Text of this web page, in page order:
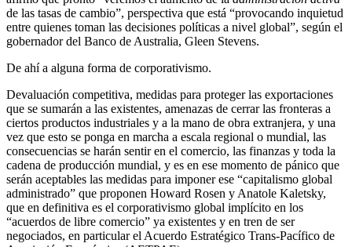
de las tasas de cambio”, perspectiva que está “provocando inquietud
entre quienes toman las decisiones políticas a nivel global”, según el
gobernador del Banco de Australia, Gleen Stevens.
De ahí a alguna forma de corporativismo.
Devaluación competitiva, medidas para proteger las exportaciones
que se sumarán a las existentes, amenazas de cerrar las fronteras a
ciertos productos industriales y a la mano de obra extranjera, y una
vez que esto se ponga en marcha a escala regional o mundial, las
consecuencias se harán sentir en el comercio, las finanzas y toda la
cadena de producción mundial, y es en ese momento de pánico que
serán aceptables las medidas para imponer ese “capitalismo global
administrado” que proponen Howard Rosen y Anatole Kaletsky,
que en definitiva es el corporativismo global implícito en los
“acuerdos de libre comercio” ya existentes y en tren de ser
negociados, en particular el Acuerdo Estratégico Trans-Pacífico de